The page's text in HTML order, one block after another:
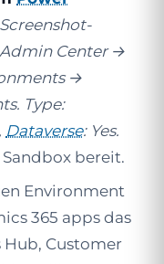
Screenshot-
Center →
→
Type:
Dataverse: Yes.
bereit.
Environment
365 apps das
Hub, Customer